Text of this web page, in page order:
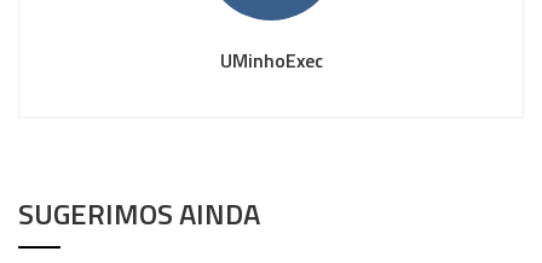
UMinhoExec
SUGERIMOS AINDA